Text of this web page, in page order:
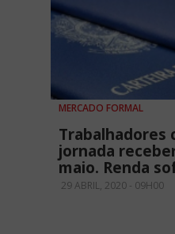
MERCADO FORMAL
Trabalhadores
jornada
maio. Renda
29 ABRIL, 2020 - 09H00